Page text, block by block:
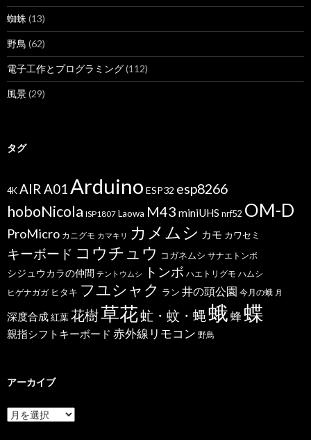
蜘蛛 (13)
野鳥 (62)
電子工作とプログラミング(112)
風景(29)
タグ
4K AIR A01Arduino ESP32 esp8266
hoboNicola ISP1807 Laowa M43 miniUHS nrf52 OM-D
ProMicro カニグモ カマキリ カメムシ カモ カワセミ
キーボード コウチュウ コガネムシ サナエトンボ
シジュウカラの仲間 テントウムシ トンボ ハエトリグモ ハムシ
ヒゲナガガ ヒタキ フユシャク ラン 井の頭公園 今月の蛾 月
深度合成紅葉花樹草花虻・蚊・蝿蛾 蜂 蝶
親指シフトキーボード 赤外線リモコン 野鳥
アーカイブ
ア
ー